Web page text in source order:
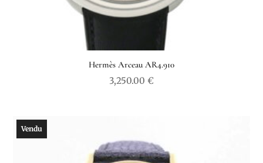
Hermès Arceau AR4.910
3,250.00 €
Vendu